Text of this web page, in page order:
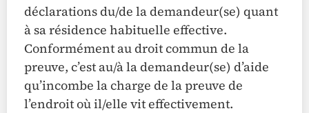
déclarations du/de la demandeur(se) quant
à sa résidence habituelle effective.
Conformément au droit commun de la
preuve, c’est au/à la demandeur(se) d’aide
qu’incombe la charge de la preuve de
l’endroit où il/elle vit effectivement.